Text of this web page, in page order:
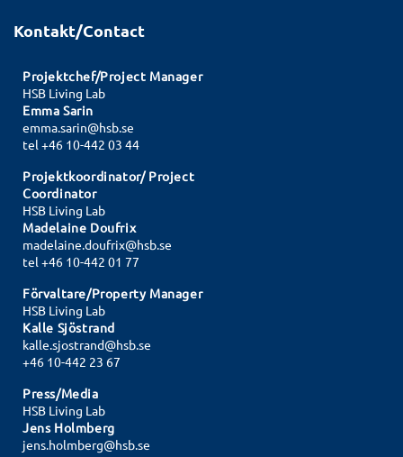
Kontakt/Contact
Projektchef/Project Manager
HSB Living Lab
Emma Sarin
emma.sarin@hsb.se
tel +46 10-442 03 44
Projektkoordinator/ Project
Coordinator
HSB Living Lab
Madelaine Doufrix
madelaine.doufrix@hsb.se
tel +46 10-442 01 77
Förvaltare/Property Manager
HSB Living Lab
Kalle Sjöstrand
kalle.sjostrand@hsb.se
+46 10-442 23 67
Press/Media
HSB Living Lab
Jens Holmberg
jens.holmberg@hsb.se